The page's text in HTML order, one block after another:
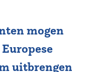
mogen
uitbrengen